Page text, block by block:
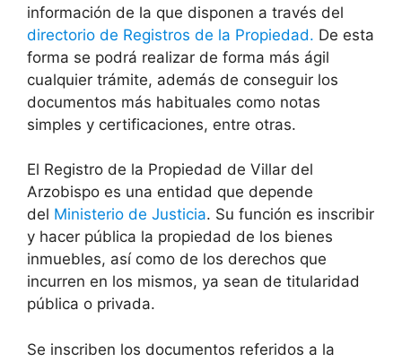
información de la que disponen a través del
directorio de Registros de la Propiedad. De esta
forma se podrá realizar de forma más ágil
cualquier trámite, además de conseguir los
documentos más habituales como notas
simples y certificaciones, entre otras.
El Registro de la Propiedad de Villar del
Arzobispo es una entidad que depende
del Ministerio de Justicia. Su función es inscribir
y hacer pública la propiedad de los bienes
inmuebles, así como de los derechos que
incurren en los mismos, ya sean de titularidad
pública o privada.
Se inscriben los documentos referidos a la